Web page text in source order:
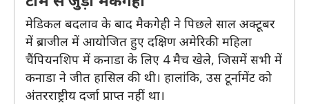
मेडिकल बदलाव के बाद मैकगेही ने पिछले साल अक्टूबर
में ब्राजील में आयोजित हुए दक्षिण अमेरिकी महिला
चैंपियनशिप में कनाडा के लिए 4 मैच खेले, जिसमें सभी में
कनाडा ने जीत हासिल की थी। हालांकि, उस टूर्नामेंट को
अंतरराष्ट्रीय दर्जा प्राप्त नहीं था।